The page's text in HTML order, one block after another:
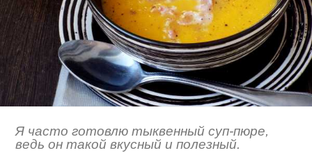
Я часто готовлю тыквенный суп-пюре,
ведь он такой вкусный и полезный.